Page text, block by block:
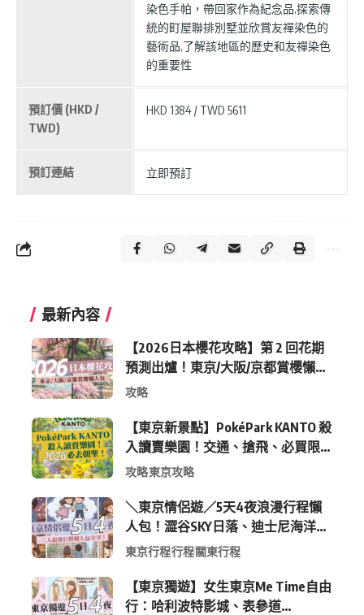
染色手帕，帶回家作為紀念品,探索傳
統的町屋聯排別墅並欣賞友禪染色的
藝術品,了解該地區的歷史和友禪染色
的重要性
預訂價 (HKD /
TWD)
HKD 1384 / TWD 5611
預訂連結 立即預訂
最新內容
【2026日本櫻花攻略】第 2 回花期
預測出爐！東京/大阪/京都賞櫻懶人
包 (附最新時間表)
攻略
【東京新景點】PokéPark KANTO 殺
入讀賣樂園！交通、搶飛、必買限
定周邊全攻略
攻略東京攻略
＼東京情侶遊／5天4夜浪漫行程懶
人包！澀谷SKY日落、迪士尼海洋、
中目黑高質感咖啡廳全收錄
東京行程行程關東行程
【東京獨遊】女生東京Me Time自由
行：哈利波特影城、表參道